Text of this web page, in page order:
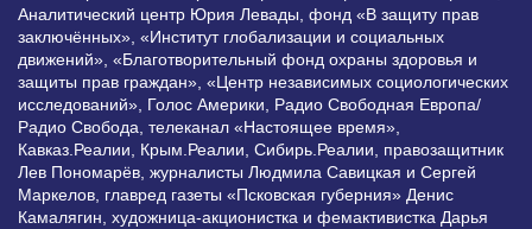
Аналитический центр Юрия Левады, фонд «В защиту прав
заключённых», «Институт глобализации и социальных
движений», «Благотворительный фонд охраны здоровья и
защиты прав граждан», «Центр независимых социологических
исследований», Голос Америки, Радио Свободная Европа/
Радио Свобода, телеканал «Настоящее время»,
Кавказ.Реалии, Крым.Реалии, Сибирь.Реалии, правозащитник
Лев Пономарёв, журналисты Людмила Савицкая и Сергей
Маркелов, главред газеты «Псковская губерния» Денис
Камалягин, художница-акционистка и фемактивистка Дарья